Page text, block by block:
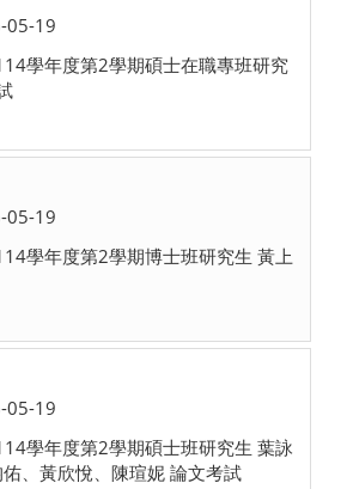
05-19
學年度第2學期碩士在職專班研究
05-19
學年度第2學期博士班研究生 黃上
05-19
學年度第2學期碩士班研究生 葉詠
、黃欣悅、陳瑄妮 論文考試